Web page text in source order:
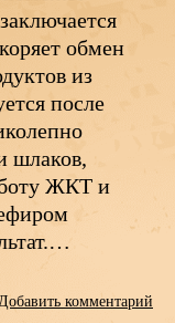
обмен
из
после
шлаков,
ЖКТ и
Добавить комментарий